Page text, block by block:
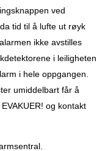
ved
tid til å lufte ut røyk
ikke avstilles
i leiligheten
i hele oppgangen.
umiddelbart får å
og kontakt